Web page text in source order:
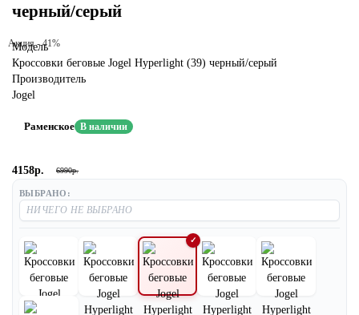
черный/серый
Акция - 41%
Модель
Кроссовки беговые Jogel Hyperlight (39) черный/серый
Производитель
Jogel
Раменское В наличии
4158р. 6990р.
ВЫБРАНО: